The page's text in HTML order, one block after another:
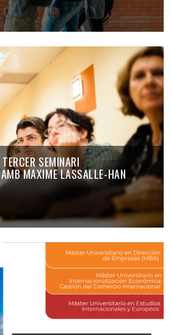
SEMINARI
MAXIME LASSALLE-HAN